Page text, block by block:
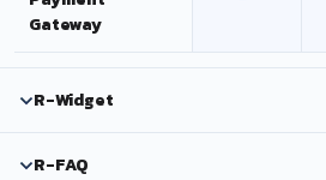
Gateway
R-Widget
R-FAQ